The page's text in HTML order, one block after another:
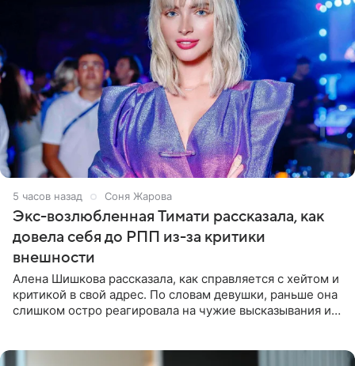
5 часов назад Соня Жарова
Экс-возлюбленная Тимати рассказала, как
довела себя до РПП из-за критики
внешности
Алена Шишкова рассказала, как справляется с хейтом и
критикой в свой адрес. По словам девушки, раньше она
слишком остро реагировала на чужие высказывания и